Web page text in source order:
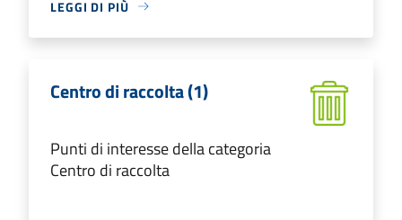
LEGGI DI PIÙ
Centro di raccolta (1)
Punti di interesse della categoria
Centro di raccolta